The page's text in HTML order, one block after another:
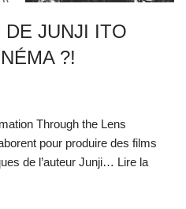
JUNJI ITO
?!
Through the Lens
pour produire des films
de l’auteur Junji… Lire la